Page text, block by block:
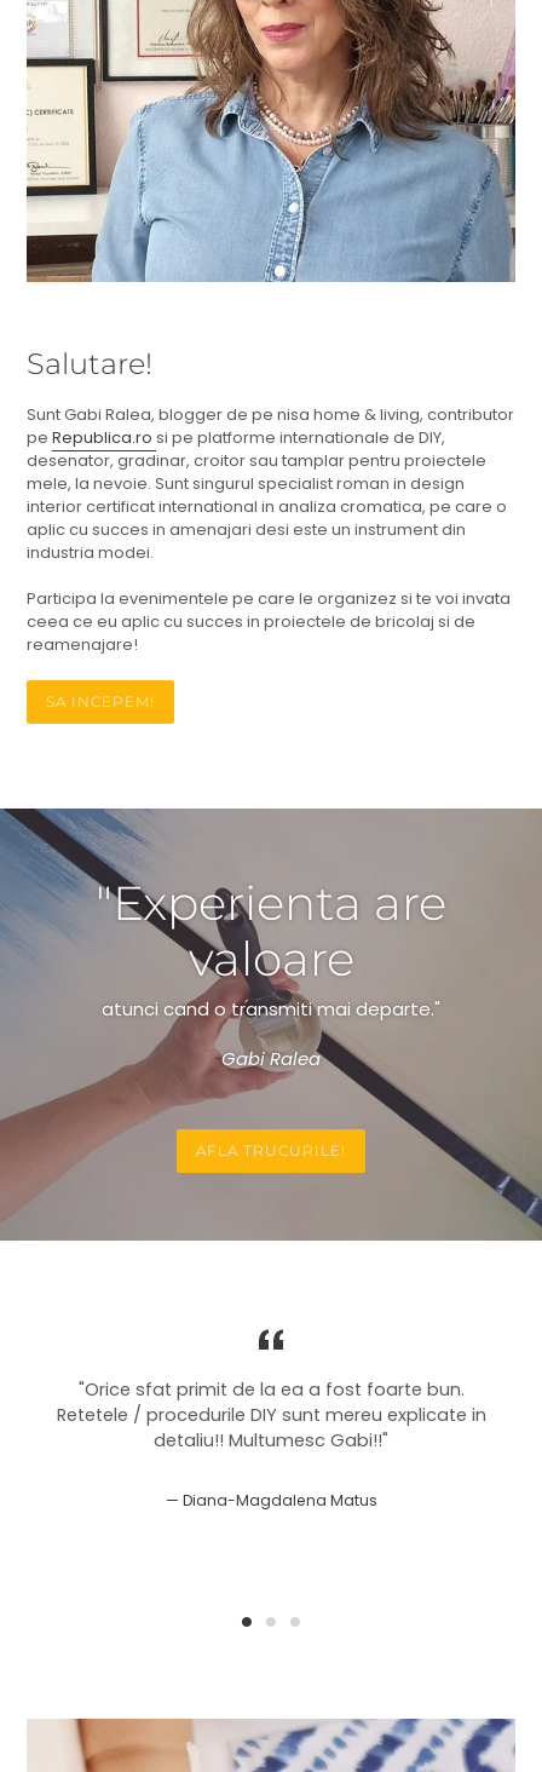
Salutare!
Sunt Gabi Ralea, blogger de pe nisa home & living, contributor
pe Republica.ro si pe platforme internationale de DIY,
desenator, gradinar, croitor sau tamplar pentru proiectele
mele, la nevoie. Sunt singurul specialist roman in design
interior certificat international in analiza cromatica, pe care o
aplic cu succes in amenajari desi este un instrument din
industria modei.
Participa la evenimentele pe care le organizez si te voi invata
ceea ce eu aplic cu succes in proiectele de bricolaj si de
reamenajare!
SA INCEPEM!
"Experienta are
valoare
atunci cand o transmiti mai departe."
Gabi Ralea
AFLA TRUCURILE!
"Orice sfat primit de la ea a fost foarte bun.
Retetele / procedurile DIY sunt mereu explicate in
detaliu!! Multumesc Gabi!!"
Diana-Magdalena Matus